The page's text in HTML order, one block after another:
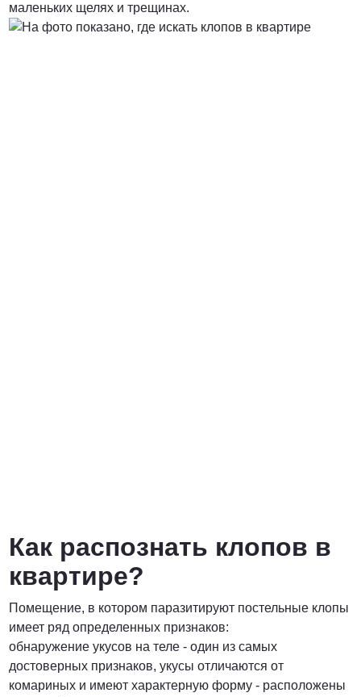
маленьких щелях и трещинах.
Как распознать клопов в
квартире?
Помещение, в котором паразитируют постельные клопы
имеет ряд определенных признаков:
обнаружение укусов на теле - один из самых
достоверных признаков, укусы отличаются от
комариных и имеют характерную форму - расположены